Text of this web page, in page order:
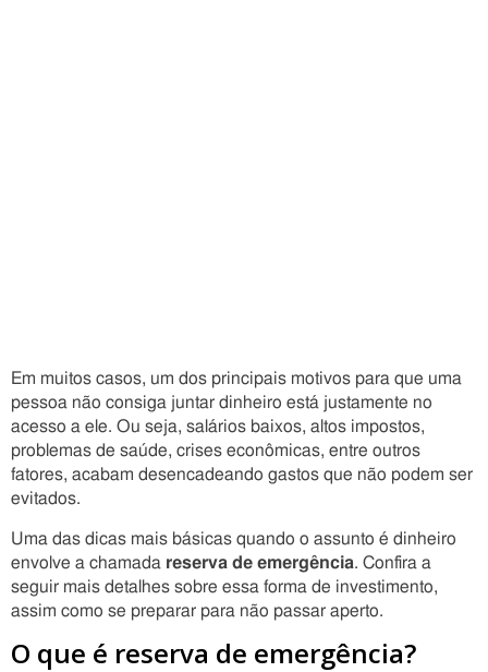
Em muitos casos, um dos principais motivos para que uma
pessoa não consiga juntar dinheiro está justamente no
acesso a ele. Ou seja, salários baixos, altos impostos,
problemas de saúde, crises econômicas, entre outros
fatores, acabam desencadeando gastos que não podem ser
evitados.
Uma das dicas mais básicas quando o assunto é dinheiro
envolve a chamada reserva de emergência. Confira a
seguir mais detalhes sobre essa forma de investimento,
assim como se preparar para não passar aperto.
O que é reserva de emergência?